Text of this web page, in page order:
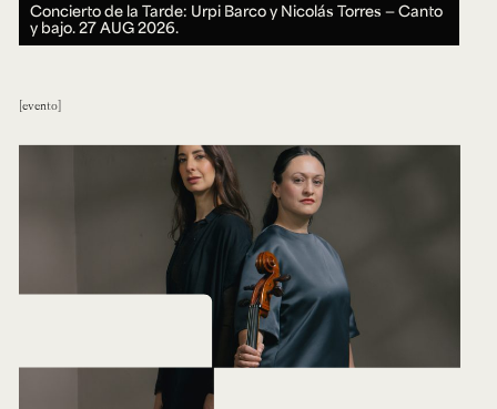
Concierto de la Tarde: Urpi Barco y Nicolás Torres — Canto
y bajo.27 AUG 2026.
evento